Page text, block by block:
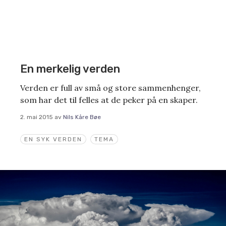
EN SYK VERDEN TEMA
En merkelig verden
Verden er full av små og store sammenhenger,
som har det til felles at de peker på en skaper.
2. mai 2015 av Nils Kåre Bøe